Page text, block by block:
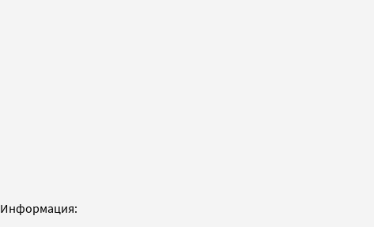
Информация: